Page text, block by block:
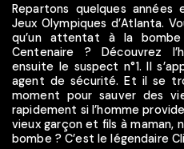
Repartons quelques années
Jeux Olympiques d’Atlanta.
qu’un attentat à la
Centenaire ? Découvrez
ensuite le suspect n°1. Il
agent de sécurité. Et il se
moment pour sauver des
rapidement si l’homme
vieux garçon et fils à maman,
bombe ? C’est le légendaire